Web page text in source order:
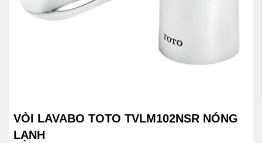
VÒI LAVABO TOTO TVLM102NSR NÓNG
LẠNH